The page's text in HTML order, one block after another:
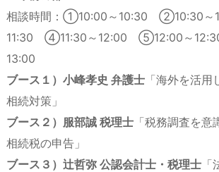
相談時間：①10:00～10:30 ②10:30
11:30 ④11:30～12:00 ⑤12:00～
13:00
ブース１）小峰孝史 弁護士 「海外を活
相続対策」
ブース２）服部誠 税理士 「税務調査を
相続税の申告」
ブース３）辻哲弥 公認会計士・税理士